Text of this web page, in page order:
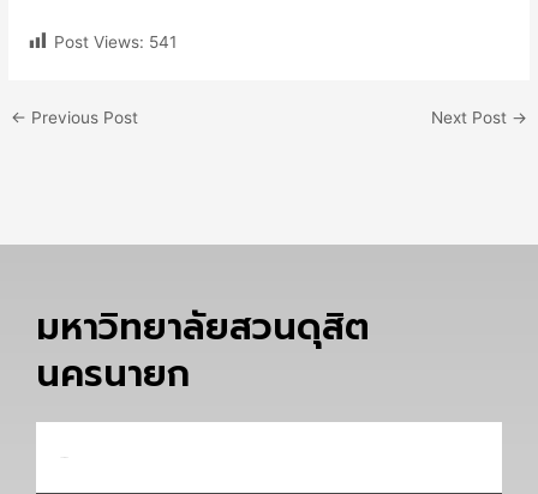
Post Views: 541
← Previous Post Next Post →
มหาวิทยาลัยสวนดุสิต
นครนายก